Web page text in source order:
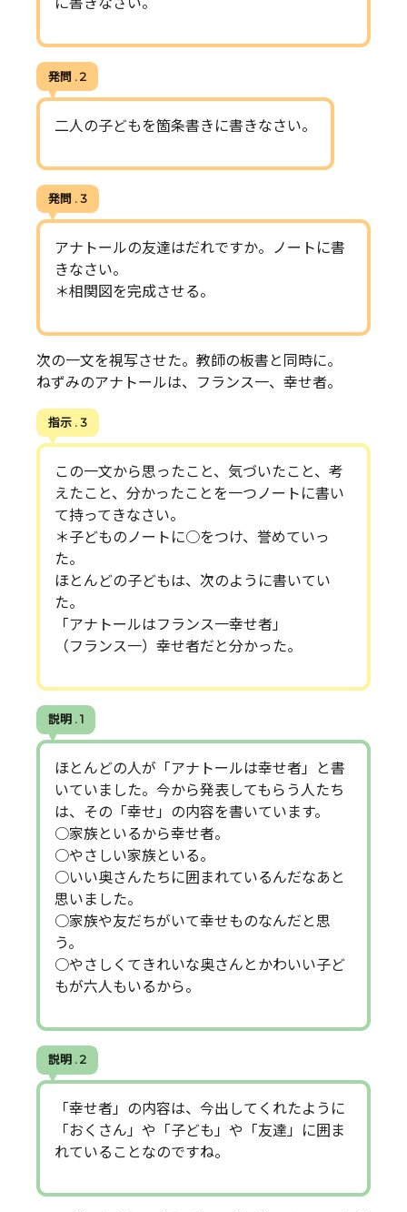
に書きなさい。
発問 . 2
二人の子どもを箇条書きに書きなさい。
発問 . 3
アナトールの友達はだれですか。ノートに書
きなさい。
＊相関図を完成させる。
次の一文を視写させた。教師の板書と同時に。
ねずみのアナトールは、フランス一、幸せ者。
指示 . 3
この一文から思ったこと、気づいたこと、考
えたこと、分かったことを一つノートに書い
て持ってきなさい。
＊子どものノートに○をつけ、誉めていっ
た。
ほとんどの子どもは、次のように書いてい
た。
「アナトールはフランス一幸せ者」
（フランス一）幸せ者だと分かった。
説明 . 1
ほとんどの人が「アナトールは幸せ者」と書
いていました。今から発表してもらう人たち
は、その「幸せ」の内容を書いています。
○家族といるから幸せ者。
○やさしい家族といる。
○いい奥さんたちに囲まれているんだなあと
思いました。
○家族や友だちがいて幸せものなんだと思
う。
○やさしくてきれいな奥さんとかわいい子ど
もが六人もいるから。
説明 . 2
「幸せ者」の内容は、今出してくれたように
「おくさん」や「子ども」や「友達」に囲ま
れていることなのですね。